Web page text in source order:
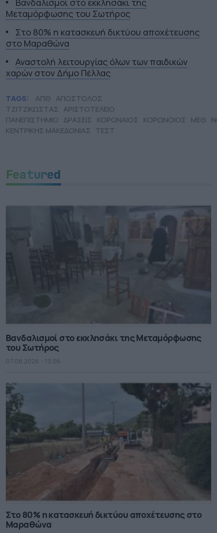
Βανδαλισμοί στο εκκλησάκι της
Μεταμόρφωσης του Σωτήρος
Στο 80% η κατασκευή δικτύου αποχέτευσης
στο Μαραθώνα
Αναστολή λειτουργίας όλων των παιδικών
χαρών στον Δήμο Πέλλας
TAGS: ΑΠΘ ΑΠΟΣΤΟΛΟΣ
ΤΖΙΤΖΙΚΩΣΤΑΣ ΑΡΙΣΤΟΤΕΛΕΙΟ
ΠΑΝΕΠΙΣΤΗΜΙΟ ΔΡΑΣΕΙΣ ΚΟΡΟΝΑΙΟΣ ΚΟΡΩΝΟΙΟΣ ΜΕΘ
ΚΕΝΤΡΙΚΗΣ ΜΑΚΕΔΟΝΙΑΣ ΤΕΣΤ
Featured
Βανδαλισμοί στο εκκλησάκι της Μεταμόρφωσης
του Σωτήρος
07.08.2026 - 13.06
Στο 80% η κατασκευή δικτύου αποχέτευσης στο
Μαραθώνα